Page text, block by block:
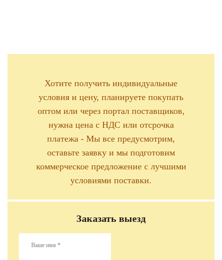
Хотите получить индивидуальные
условия и цену, планируете покупать
оптом или через портал поставщиков,
нужна цена с НДС или отсрочка
платежа - Мы все предусмотрим,
оставьте заявку и мы подготовим
коммерческое предложение с лучшими
условиями поставки.
Заказать выезд